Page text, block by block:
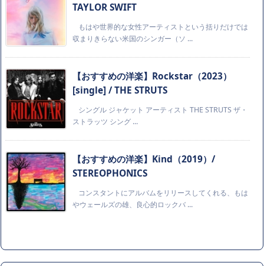
TAYLOR SWIFT
もはや世界的な女性アーティストという括りだけでは
収まりきらない米国のシンガー（ソ ...
【おすすめの洋楽】Rockstar（2023）
[single] / THE STRUTS
シングル ジャケット アーティスト THE STRUTS ザ・
ストラッツ シング ...
【おすすめの洋楽】Kind（2019）/
STEREOPHONICS
コンスタントにアルバムをリリースしてくれる、もは
やウェールズの雄、良心的ロックバ ...